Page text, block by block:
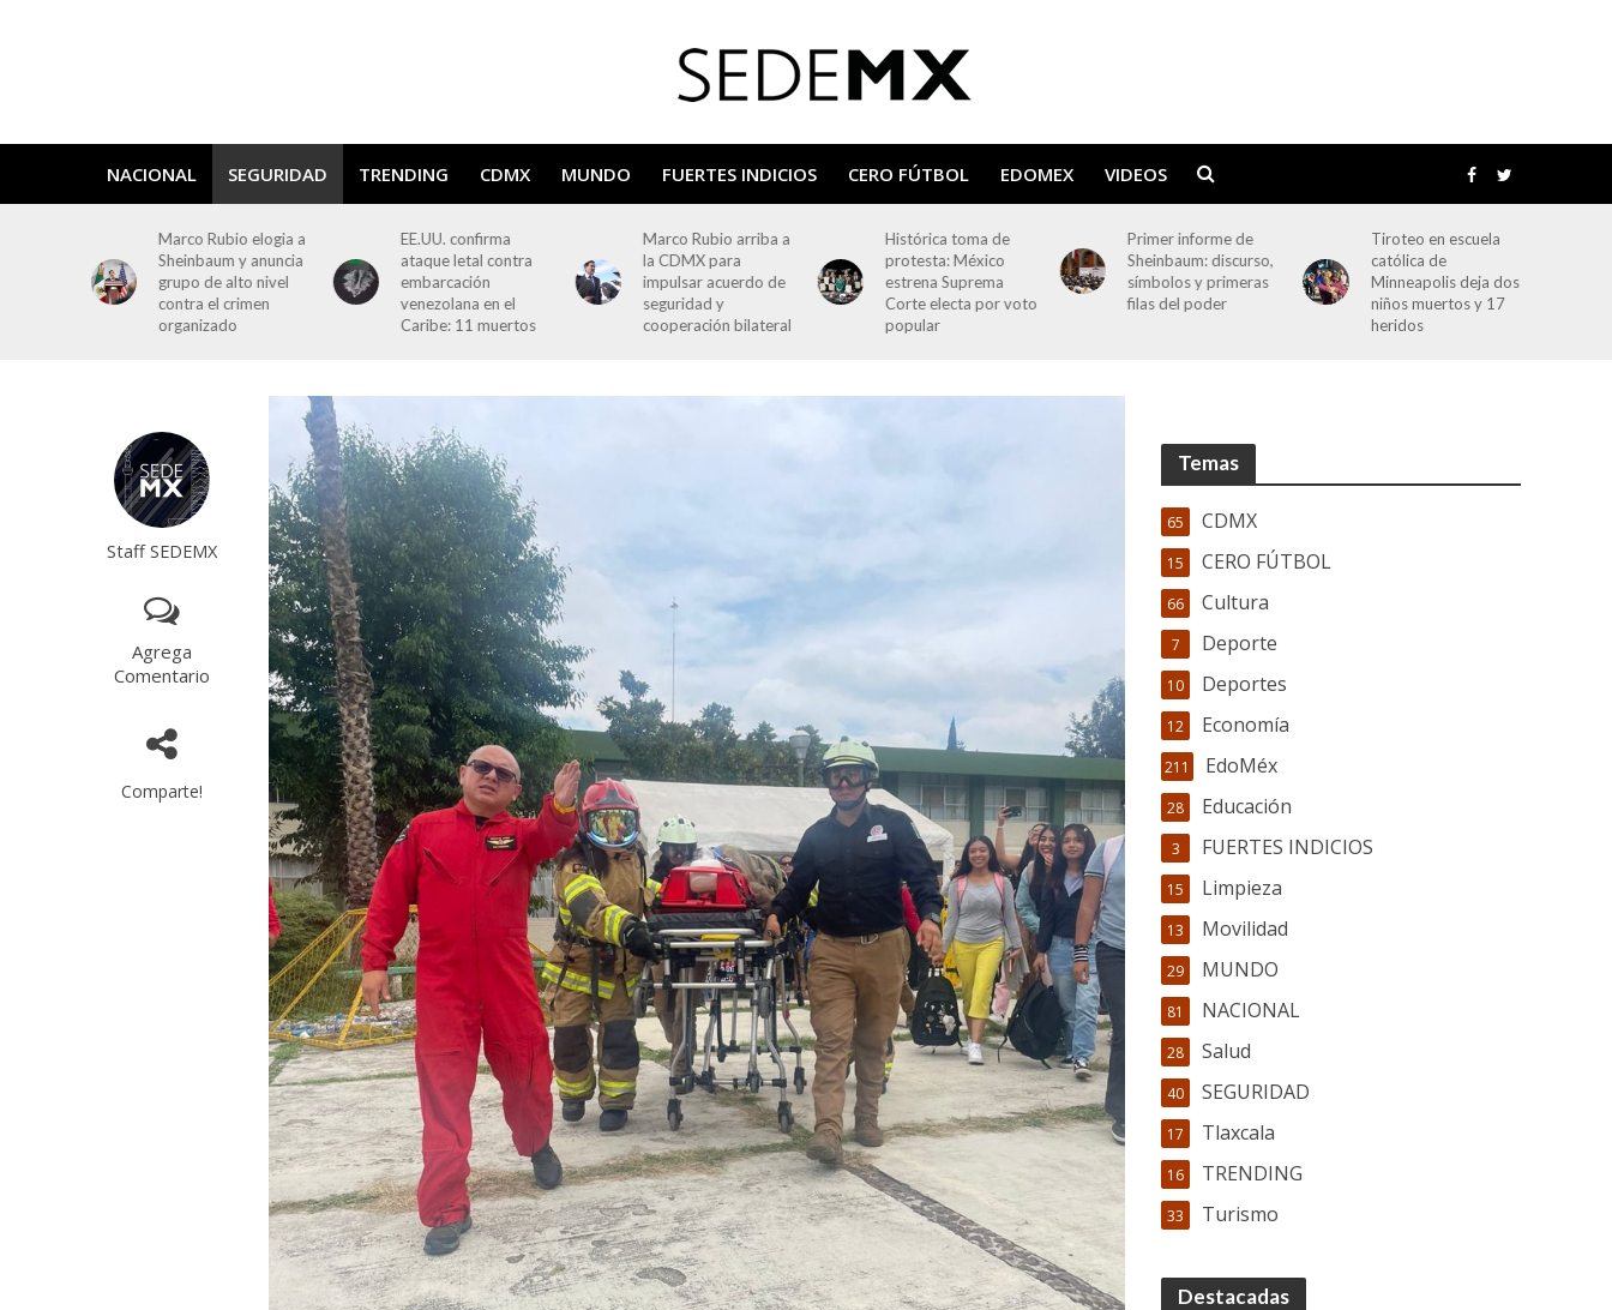
NACIONAL SEGURIDAD TRENDING CDMX MUNDO FUERTES INDICIOS CERO FÚTBOL EDOMEX VIDEOS
EE.UU. confirma
ataque letal contra
embarcación
venezolana en el
Caribe: 11 muertos
Marco Rubio arriba a
la CDMX para
impulsar acuerdo de
seguridad y
cooperación bilateral
Histórica toma de
protesta: México
estrena Suprema
Corte electa por voto
popular
Primer informe de
Sheinbaum: discurso,
símbolos y primeras
filas del poder
Tiroteo en escuela
católica de
Minneapolis deja dos
niños muertos y 17
Senador Néstor
Camarillo renuncia al
PRI; bancada en el
Senado queda con 13
miembros
Staff SEDEMX
Agrega
Comentario
Comparte!
Temas
CDMX
65
CERO FÚTBOL
15
Cultura
66
Deporte
7
Deportes
10
Economía
12
EdoMéx
211
Educación
28
FUERTES INDICIOS
3
Limpieza
15
Movilidad
13
MUNDO
29
NACIONAL
81
Salud
28
SEGURIDAD
40
Tlaxcala
17
TRENDING
16
Turismo
33
Destacadas